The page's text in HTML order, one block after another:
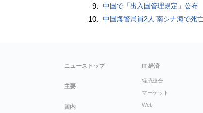
9. 中国で「出入国管理規定」公布
10. 中国海警局員2人 南シナ海で死
ニューストップ
主要
国内
IT 経済
経済総合
マーケット
Web